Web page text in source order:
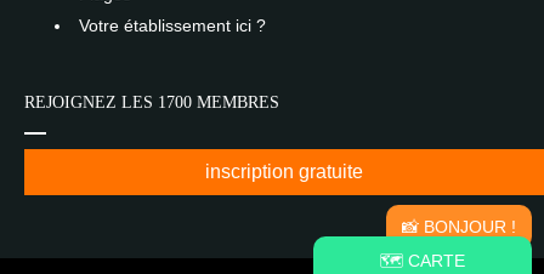
📸 BONJOUR !
🗺️ CARTE
Votre établissement ici ?
REJOIGNEZ LES 1700 MEMBRES
inscription gratuite